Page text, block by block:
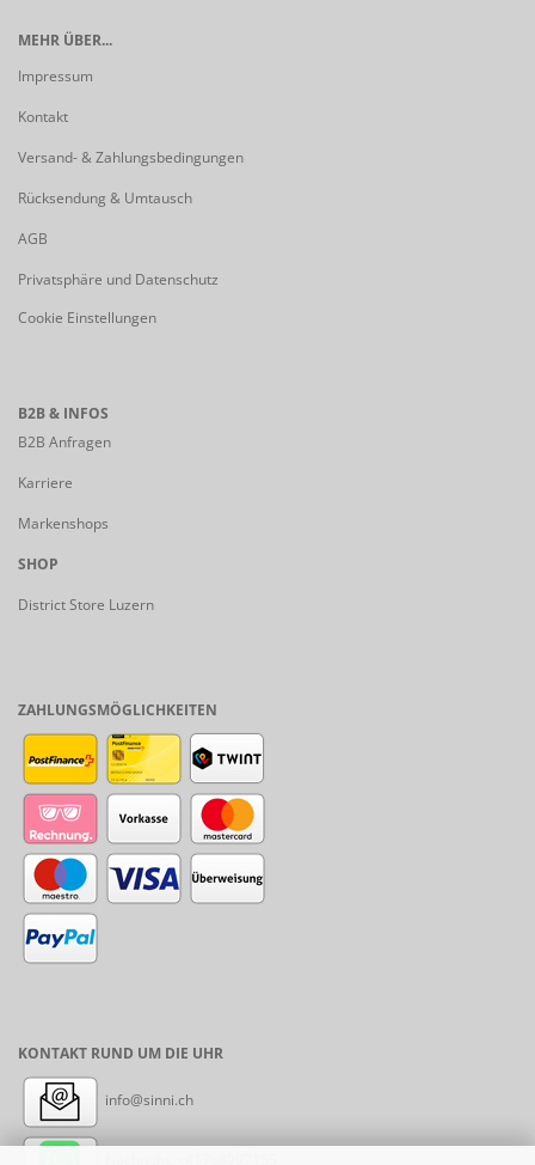
MEHR ÜBER...
Impressum
Kontakt
Versand- & Zahlungsbedingungen
Rücksendung & Umtausch
AGB
Privatsphäre und Datenschutz
Cookie Einstellungen
B2B & INFOS
B2B Anfragen
Karriere
Markenshops
SHOP
District Store Luzern
ZAHLUNGSMÖGLICHKEITEN
KONTAKT RUND UM DIE UHR
info@sinni.ch